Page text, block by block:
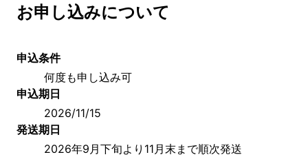
お申し込みについて
申込条件
何度も申し込み可
申込期日
2026/11/15
発送期日
2026年9月下旬より11月末まで順次発送